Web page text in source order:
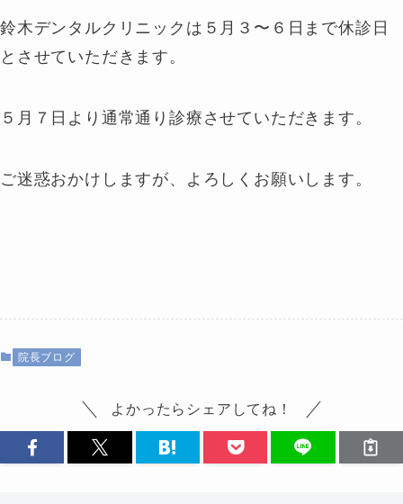
鈴木デンタルクリニックは５月３〜６日まで休診日
とさせていただきます。
５月７日より通常通り診療させていただきます。
ご迷惑おかけしますが、よろしくお願いします。
院長ブログ
よかったらシェアしてね！